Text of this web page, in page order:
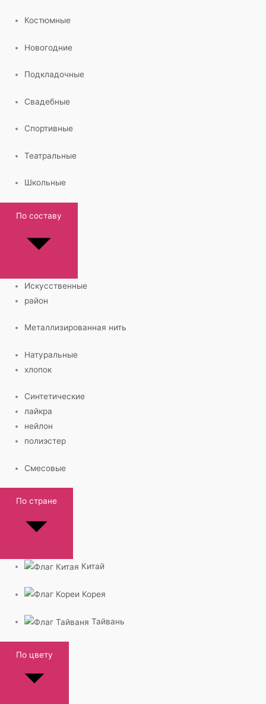
Костюмные
Новогодние
Подкладочные
Свадебные
Спортивные
Театральные
Школьные
По составу
Искусственные
район
Металлизированная нить
Натуральные
хлопок
Синтетические
лайкра
нейлон
полиэстер
Смесовые
По стране
Китай
Корея
Тайвань
По цвету